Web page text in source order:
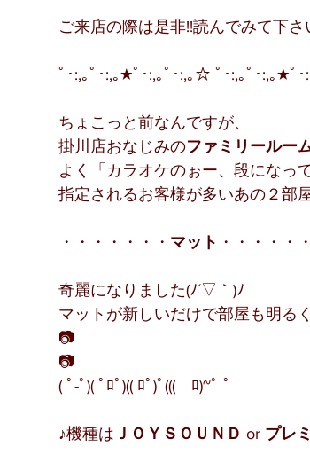
ご来店の際は是非!!読んでみて下
ﾟ･:,｡ﾟ･:,｡★ﾟ･:,｡ﾟ･:,｡☆ ﾟ･:,｡ﾟ･:,｡★ﾟ
ちょこっと前なんですが、
掛川店おなじみのファミリールー
よく「カラオケのぉー、段になっ
指定されるお客様が多いあの２部
・・・・・・・ マット ・・・・・
奇麗になりました(ﾉ´▽｀)ﾉ
マットが新しいだけで部屋も明る
📷
📷
( ﾟ-ﾟ)( ﾟﾛﾟ)(( ﾛﾟ)ﾟ(((　ﾛ)~ﾟ ﾟ
♪機種は ＪＯＹＳＯＵＮＤ or プレ